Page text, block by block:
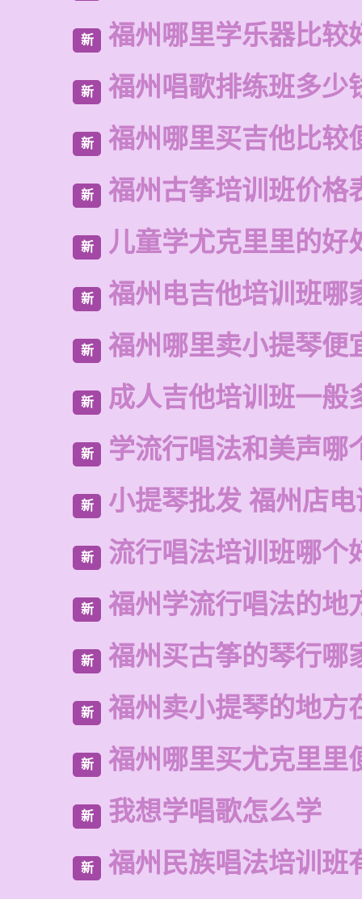
新 福州哪里学乐器比较
新 福州唱歌排练班多少
新 福州哪里买吉他比较
新 福州古筝培训班价格
新 儿童学尤克里里的好
新 福州电吉他培训班哪
新 福州哪里卖小提琴便
新 成人吉他培训班一般
新 学流行唱法和美声哪
新 小提琴批发 福州店
新 流行唱法培训班哪个
新 福州学流行唱法的地
新 福州买古筝的琴行哪
新 福州卖小提琴的地方
新 福州哪里买尤克里里
新 我想学唱歌怎么学
新 福州民族唱法培训班